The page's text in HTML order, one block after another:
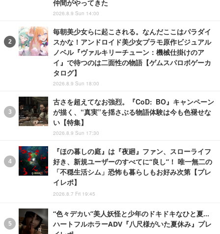
仲間がやってきた
2026.8.9 Sun 14:00
毎朝美少女らに起こされる。なんだここはパラダイ
スかな！アンドロイド美少女プラモ原作ビジュアル
ノベル『ヴァルキリーチューン：機械仕掛けのア
イ』で待つのは二面性の物語【ゲムスパロボゲーカ
タログ】
2026.8.9 Sun 18:00
古さを超えてなお強烈。『CoD: BO』キャンペーン
が描く、“真実”を揺さぶる物語体験は今も色褪せな
い【特集】
2026.8.9 Sun 17:30
『ほの暮しの庭』は『夜廻』ファン、スローライフ
好き、新規ユーザーのすべてに“良し”！ 唯一無二の
「不穏生活シム」恐怖も暮らしもお好み次第【プレ
イレポ】
2026.8.7 Fri 19:45
“色々デカい”美人妖怪と少年のドキドキなひと夏…
ハートフルホラーADV『八尺様がいた夏休み』プレ